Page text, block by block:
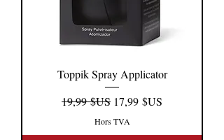
Toppik Spray Applicator
Prix original
19,99 $US Prix promotionnel
17,99 $US
Hors TVA